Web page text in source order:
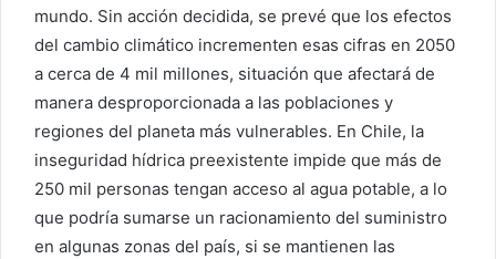
mundo. Sin acción decidida, se prevé que los efectos
del cambio climático incrementen esas cifras en 2050
a cerca de 4 mil millones, situación que afectará de
manera desproporcionada a las poblaciones y
regiones del planeta más vulnerables. En Chile, la
inseguridad hídrica preexistente impide que más de
250 mil personas tengan acceso al agua potable, a lo
que podría sumarse un racionamiento del suministro
en algunas zonas del país, si se mantienen las